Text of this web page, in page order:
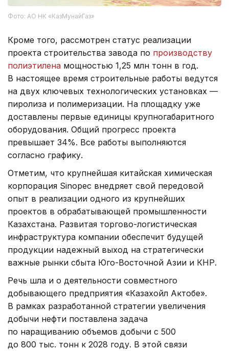
Фото: АО НК «КазМунайГаз»
Кроме того, рассмотрен статус реализации
проекта строительства завода по производству
полиэтилена мощностью 1,25 млн тонн в год.
В настоящее время строительные работы ведутся
на двух ключевых технологических установках —
пиролиза и полимеризации. На площадку уже
доставлены первые единицы крупногабаритного
оборудования. Общий прогресс проекта
превышает 34%. Все работы выполняются
согласно графику.
Отметим, что крупнейшая китайская химическая
корпорация Sinopec внедряет свой передовой
опыт в реализации одного из крупнейших
проектов в обрабатывающей промышленности
Казахстана. Развитая торгово-логистическая
инфраструктура компании обеспечит будущей
продукции надежный выход на стратегически
важные рынки сбыта Юго-Восточной Азии и КНР.
Речь шла и о деятельности совместного
добывающего предприятия «Казахойл Актобе».
В рамках разработанной стратегии увеличения
добычи нефти поставлена задача
по наращиванию объемов добычи с 500
до 800 тыс. тонн к 2028 году. В этой связи